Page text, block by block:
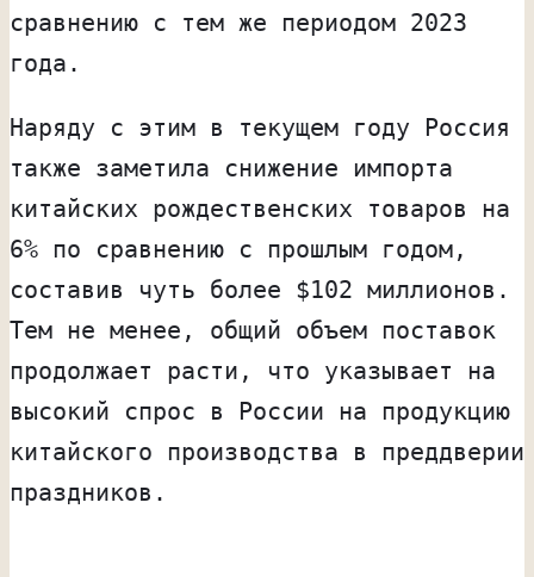
сравнению с тем же периодом 2023
года.
Наряду с этим в текущем году Россия
также заметила снижение импорта
китайских рождественских товаров на
6% по сравнению с прошлым годом,
составив чуть более $102 миллионов.
Тем не менее, общий объем поставок
продолжает расти, что указывает на
высокий спрос в России на продукцию
китайского производства в преддверии
праздников.